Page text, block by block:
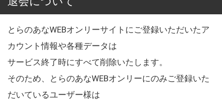
とらのあなWEBオンリーサイトにご登録いただいたア
カウント情報や各種データは
サービス終了時にすべて削除いたします。
そのため、とらのあなWEBオンリーにのみご登録いた
だいているユーザー様は